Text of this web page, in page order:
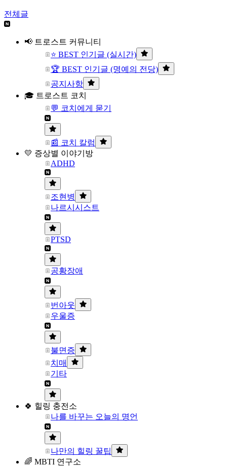
전체글
📢 트로스트 커뮤니티
⭐ BEST 인기글 (실시간)
🏆 BEST 인기글 (명예의 전당)
공지사항
🎓 트로스트 코치
💬 코치에게 묻기
📰 코치 칼럼
💛 증상별 이야기방
ADHD
조현병
나르시시스트
PTSD
공황장애
번아웃
우울증
불면증
치매
기타
🍀 힐링 충전소
나를 바꾸는 오늘의 명언
나만의 힐링 꿀팁
🌈 MBTI 연구소